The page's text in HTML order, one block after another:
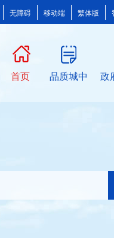
无障碍 移动端 繁体版
首页 品质城中 政